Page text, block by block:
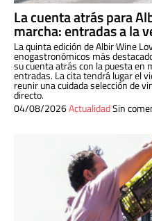
La cuenta atrás para
marcha: entradas a la
La quinta edición de Albir Wine
enogastronómicos más
su cuenta atrás con la puesta en
entradas. La cita tendrá lugar el
reunir una cuidada selección de
directo.
04/08/2026ActualidadSin